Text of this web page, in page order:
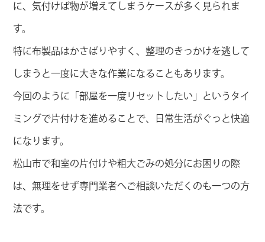
に、気付けば物が増えてしまうケースが多く見られま
す。
特に布製品はかさばりやすく、整理のきっかけを逃して
しまうと一度に大きな作業になることもあります。
今回のように「部屋を一度リセットしたい」というタイ
ミングで片付けを進めることで、日常生活がぐっと快適
になります。
松山市で和室の片付けや粗大ごみの処分にお困りの際
は、無理をせず専門業者へご相談いただくのも一つの方
法です。